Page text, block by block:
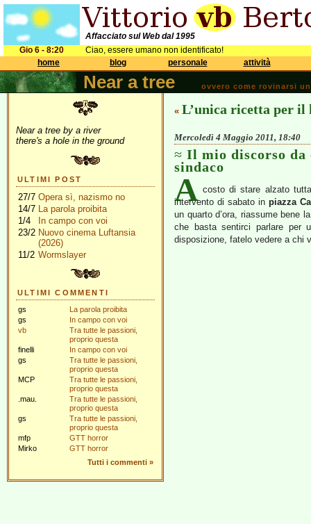
Affacciato sul Web dal 1995
Gio 6 - 8:20
Ciao, essere umano non identificato!
home
blog personale attività
Near a tree ovvero come rovinarsi
Near a tree by a river
there's a hole in the ground
ULTIMI POST
27/7 Opera sì, nazismo no
14/7 La parola proibita
1/4
In campo con voi
23/2 Nuovo cinema Luftansia
(2026)
11/2 Wormslayer
ULTIMI COMMENTI
gs
La parola proibita
gs
In campo con voi
vb
Tra tutte le passioni,
proprio questa
finelli
In campo con voi
gs
Tra tutte le passioni,
proprio questa
MCP
Tra tutte le passioni,
proprio questa
.mau.
Tra tutte le passioni,
proprio questa
gs
Tra tutte le passioni,
proprio questa
mfp
GTT horror
Mirko
GTT horror
Tutti i commenti »
« L’unica ricetta per il
Mercoledì 4 Maggio 2011, 18:40
Il mio discorso da
sindaco
A costo di stare alzato
intervento di sabato in piazza
un quarto d’ora, riassume bene
che basta sentirci parlare per
disposizione, fatelo vedere a chi